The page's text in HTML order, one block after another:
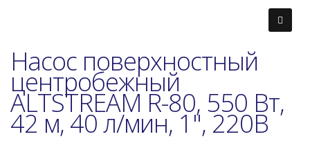
Насос поверхностный
центробежный
ALTSTREAM R-80, 550 Вт,
42 м, 40 л/мин, 1", 220В